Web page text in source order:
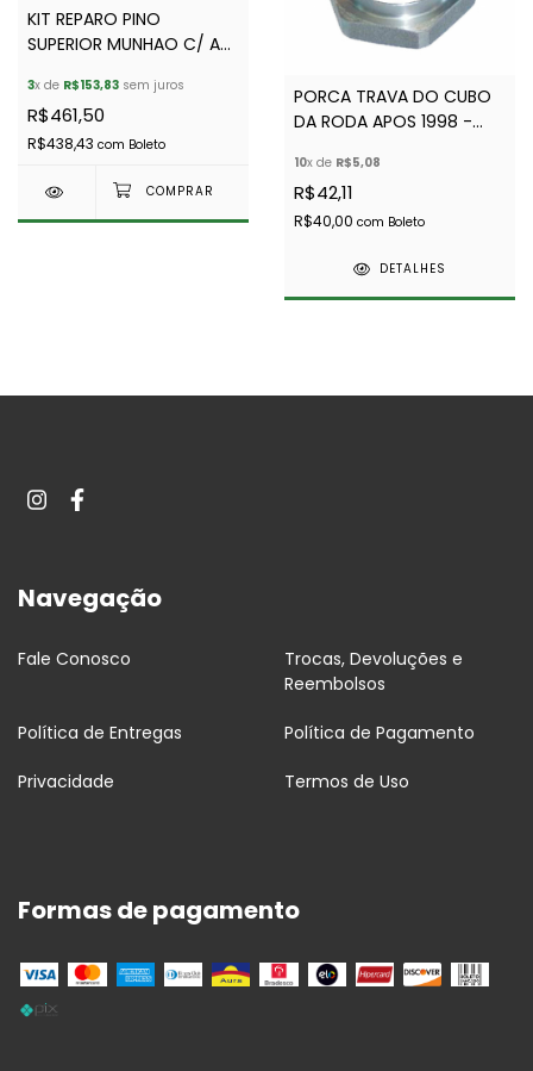
KIT REPARO PINO
SUPERIOR MUNHAO C/ ABS
BRITPART-TAR100050
3x de R$153,83 sem juros
R$461,50
R$438,43 com Boleto
PORCA TRAVA DO CUBO
DA RODA APOS 1998 -
10x de R$5,08
R$42,11
R$40,00 com Boleto
DETALHES
Navegação
Fale Conosco
Trocas, Devoluções e
Reembolsos
Política de Entregas Política de Pagamento
Privacidade Termos de Uso
Formas de pagamento